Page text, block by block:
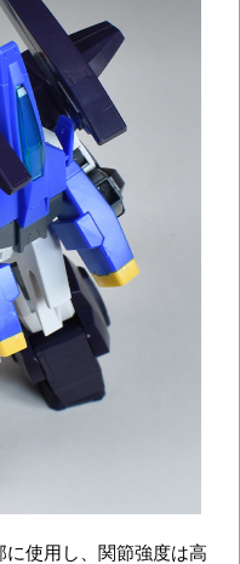
使用し、関節強度は高